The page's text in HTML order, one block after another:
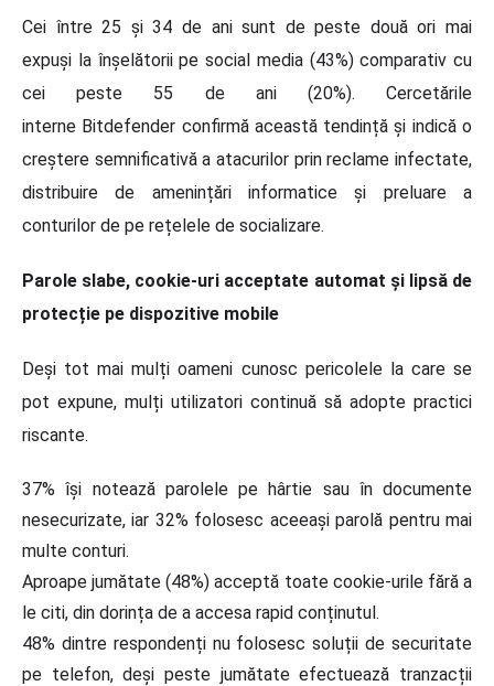
Cei între 25 și 34 de ani sunt de peste două ori mai
expuși la înșelătorii pe social media (43%) comparativ cu
cei peste 55 de ani (20%). Cercetările
interne Bitdefender confirmă această tendință și indică o
creștere semnificativă a atacurilor prin reclame infectate,
distribuire de amenințări informatice și preluare a
conturilor de pe rețelele de socializare.
Parole slabe, cookie-uri acceptate automat și lipsă de
protecție pe dispozitive mobile
Deși tot mai mulți oameni cunosc pericolele la care se
pot expune, mulți utilizatori continuă să adopte practici
riscante.
37% își notează parolele pe hârtie sau în documente
nesecurizate, iar 32% folosesc aceeași parolă pentru mai
multe conturi.
Aproape jumătate (48%) acceptă toate cookie-urile fără a
le citi, din dorința de a accesa rapid conținutul.
48% dintre respondenți nu folosesc soluții de securitate
pe telefon, deși peste jumătate efectuează tranzacții